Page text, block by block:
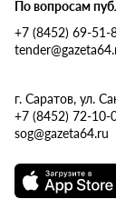
По вопросам
+7 (8452) 69-51-
г. Саратов, ул.
+7 (8452) 72-10-
sog@gazeta64.ru